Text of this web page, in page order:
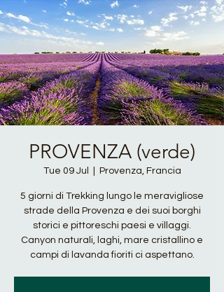
PROVENZA (verde)
Tue 09 Jul Provenza, Francia
5 giorni di Trekking lungo le meravigliose
strade della Provenza e dei suoi borghi
storici e pittoreschi paesi e villaggi.
Canyon naturali, laghi, mare cristallino e
campi di lavanda fioriti ci aspettano.